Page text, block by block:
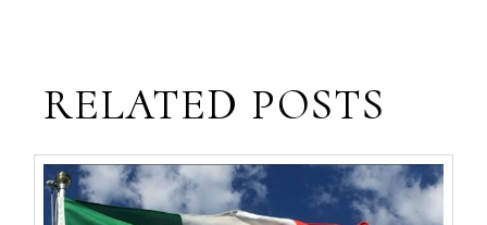
RELATED POSTS